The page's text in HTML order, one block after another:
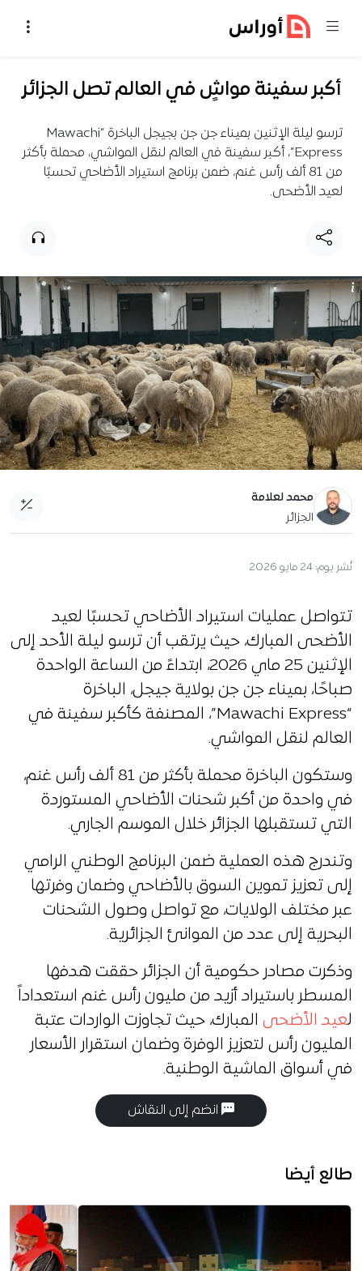
أكبر سفينة مواشٍ في العالم تصل الجزائر
ترسو ليلة الإثنين بميناء جن جن بجيجل الباخرة “Mawachi
Express”، أكبر سفينة في العالم لنقل المواشي، محملة بأكثر
من 81 ألف رأس غنم، ضمن برنامج استيراد الأضاحي تحسبًا
لعيد الأضحى.
محمد لعلامة
الجزائر
نُشر يوم: 24 مايو 2026
تتواصل عمليات استيراد الأضاحي تحسبًا لعيد
الأضحى المبارك، حيث يرتقب أن ترسو ليلة الأحد إلى
الإثنين 25 ماي 2026، ابتداءً من الساعة الواحدة
صباحًا، بميناء جن جن بولاية جيجل، الباخرة
“Mawachi Express”، المصنفة كأكبر سفينة في
العالم لنقل المواشي.
وستكون الباخرة محملة بأكثر من 81 ألف رأس غنم،
في واحدة من أكبر شحنات الأضاحي المستوردة
التي تستقبلها الجزائر خلال الموسم الجاري.
وتندرج هذه العملية ضمن البرنامج الوطني الرامي
إلى تعزيز تموين السوق بالأضاحي وضمان وفرتها
عبر مختلف الولايات، مع تواصل وصول الشحنات
البحرية إلى عدد من الموانئ الجزائرية.
وذكرت مصادر حكومية أن الجزائر حققت هدفها
المسطر باستيراد أزيد من مليون رأس غنم استعداداً
لعيد الأضحى المبارك، حيث تجاوزت الواردات عتبة
المليون رأس لتعزيز الوفرة وضمان استقرار الأسعار
في أسواق الماشية الوطنية.
انضم إلى النقاش
طالع أيضا